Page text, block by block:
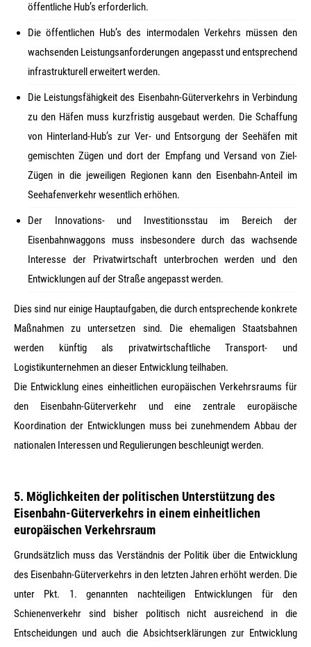
öffentliche Hub’s erforderlich.
Die öffentlichen Hub’s des intermodalen Verkehrs müssen den
wachsenden Leistungsanforderungen angepasst und entsprechend
infrastrukturell erweitert werden.
Die Leistungsfähigkeit des Eisenbahn-Güterverkehrs in Verbindung
zu den Häfen muss kurzfristig ausgebaut werden. Die Schaffung
von Hinterland-Hub’s zur Ver- und Entsorgung der Seehäfen mit
gemischten Zügen und dort der Empfang und Versand von Ziel-
Zügen in die jeweiligen Regionen kann den Eisenbahn-Anteil im
Seehafenverkehr wesentlich erhöhen.
Der Innovations- und Investitionsstau im Bereich der
Eisenbahnwaggons muss insbesondere durch das wachsende
Interesse der Privatwirtschaft unterbrochen werden und den
Entwicklungen auf der Straße angepasst werden.
Dies sind nur einige Hauptaufgaben, die durch entsprechende konkrete
Maßnahmen zu untersetzen sind. Die ehemaligen Staatsbahnen
werden künftig als privatwirtschaftliche Transport- und
Logistikunternehmen an dieser Entwicklung teilhaben.
Die Entwicklung eines einheitlichen europäischen Verkehrsraums für
den Eisenbahn-Güterverkehr und eine zentrale europäische
Koordination der Entwicklungen muss bei zunehmendem Abbau der
nationalen Interessen und Regulierungen beschleunigt werden.
5. Möglichkeiten der politischen Unterstützung des
Eisenbahn-Güterverkehrs in einem einheitlichen
europäischen Verkehrsraum
Grundsätzlich muss das Verständnis der Politik über die Entwicklung
des Eisenbahn-Güterverkehrs in den letzten Jahren erhöht werden. Die
unter Pkt. 1. genannten nachteiligen Entwicklungen für den
Schienenverkehr sind bisher politisch nicht ausreichend in die
Entscheidungen und auch die Absichtserklärungen zur Entwicklung